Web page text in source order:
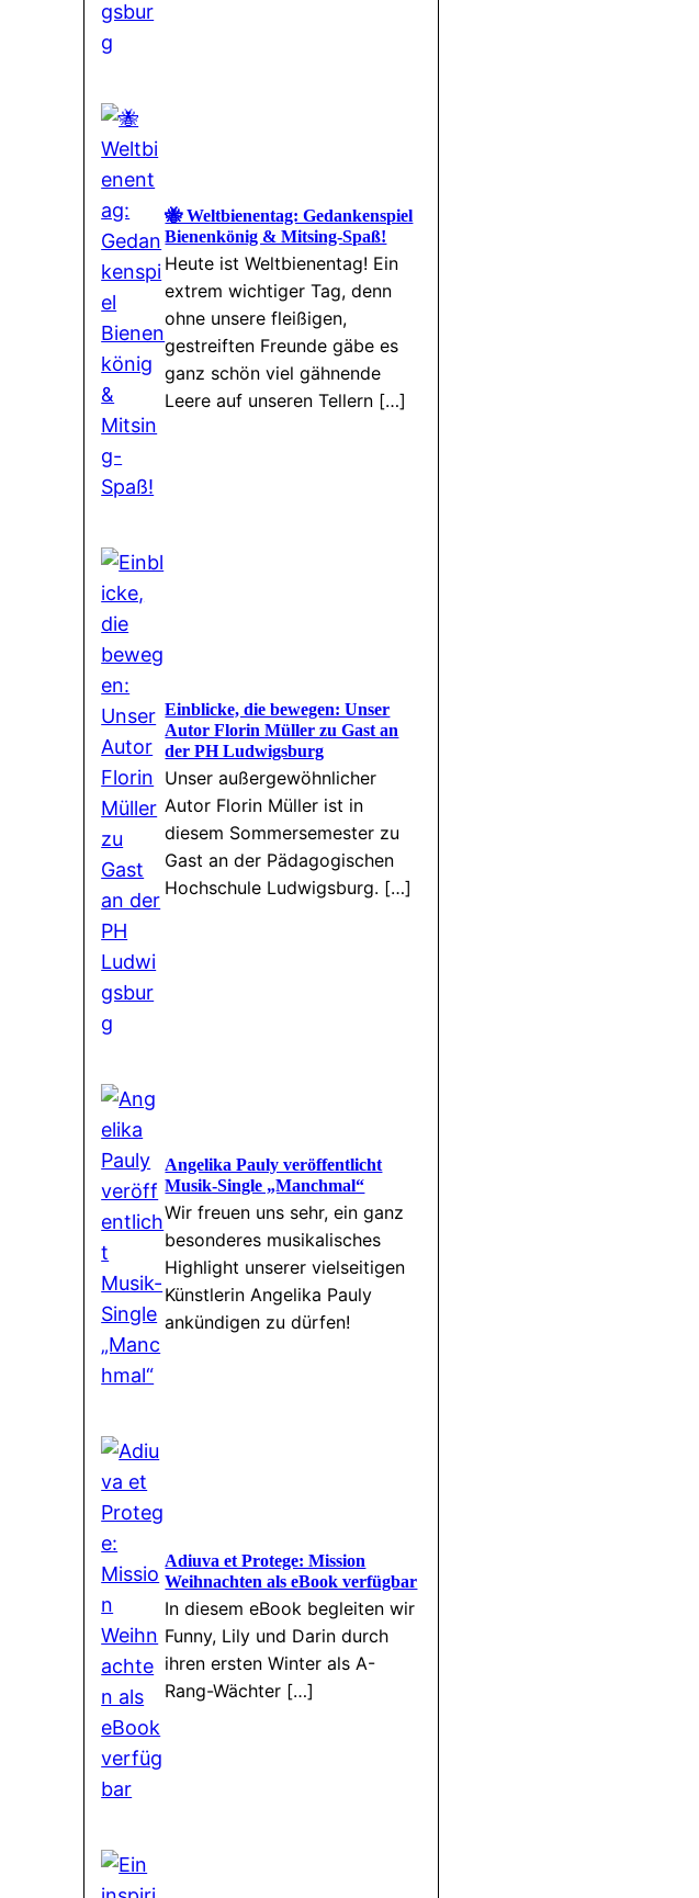
🐝 Weltbienentag: Gedankenspiel
Bienenkönig & Mitsing-Spaß!
Heute ist Weltbienentag! Ein
extrem wichtiger Tag, denn
ohne unsere fleißigen,
gestreiften Freunde gäbe es
ganz schön viel gähnende
Leere auf unseren Tellern […]
Einblicke, die bewegen: Unser
Autor Florin Müller zu Gast an
der PH Ludwigsburg
Unser außergewöhnlicher
Autor Florin Müller ist in
diesem Sommersemester zu
Gast an der Pädagogischen
Hochschule Ludwigsburg. […]
Angelika Pauly veröffentlicht
Musik-Single „Manchmal“
Wir freuen uns sehr, ein ganz
besonderes musikalisches
Highlight unserer vielseitigen
Künstlerin Angelika Pauly
ankündigen zu dürfen!
Adiuva et Protege: Mission
Weihnachten als eBook verfügbar
In diesem eBook begleiten wir
Funny, Lily und Darin durch
ihren ersten Winter als A-
Rang-Wächter […]